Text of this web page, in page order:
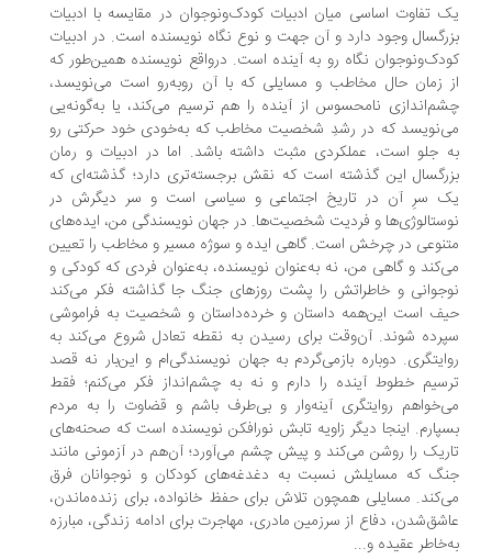
تفاوت اساسی میان ادبیات کودک‌ونوجوان در مقایسه با ادبیات
وجود دارد و آن جهت و نوع نگاه نویسنده است. در ادبیات
نگاه رو به آینده است. درواقع نویسنده همین‌طور که
زمان حال مخاطب و مسایلی که با آن روبه‌رو است می‌نویسد،
نامحسوس از آینده را هم ترسیم می‌کند، یا به‌گونه‌یی
که در رشدِ شخصیت مخاطب که به‌خودی خود حرکتی رو
جلو است، عملکردی مثبت داشته باشد. اما در ادبیات و رمان
این گذشته است که نقش برجسته‌تری دارد؛ گذشته‌ای که
سرِ آن در تاریخ اجتماعی و سیاسی است و سر دیگرش در
و فردیت شخصیت‌ها. در جهان نویسندگی من، ایده‌های
در چرخش است. گاهی ایده و سوژه مسیر و مخاطب را تعیین
و گاهی من، نه به‌عنوان نویسنده، به‌عنوان فردی که کودکی و
و خاطراتش را پشت روزهای جنگ جا گذاشته فکر می‌کند
است این‌همه داستان و خرده‌داستان و شخصیت به فراموشی
شوند. آن‌وقت برای رسیدن به نقطه‌ تعادل شروع می‌کند به
دوباره بازمی‌گردم به جهان نویسندگی‌ام و این‌بار نه قصد
خطوط آینده را دارم و نه به چشم‌انداز فکر می‌کنم؛ فقط
روایتگری آینه‌وار و بی‌طرف باشم و قضاوت را به مردم
اینجا دیگر زاویه تابش نورافکن نویسنده است که صحنه‌های
را روشن می‌کند و پیش چشم می‌آورد؛ آن‌هم در آزمونی مانند
که مسایلش نسبت به دغدغه‌های کودکان و نوجوانان فرق
مسایلی همچون تلاش برای حفظ خانواده، برای زنده‌ماندن،
دفاع از سرزمین مادری، مهاجرت برای ادامه‌ زندگی، مبارزه
عقیده و...